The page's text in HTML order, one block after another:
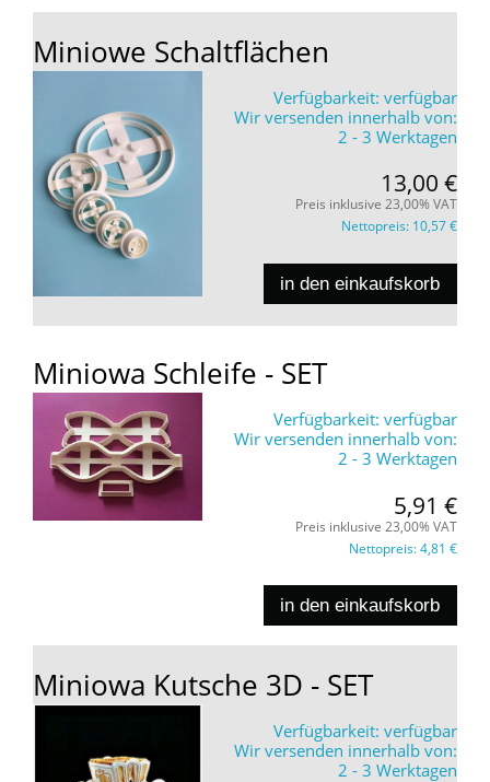
Miniowe Schaltflächen
Verfügbarkeit: verfügbar
Wir versenden innerhalb von:
2 - 3 Werktagen
13,00 €
Preis inklusive 23,00% VAT
Nettopreis: 10,57 €
in den einkaufskorb
Miniowa Schleife - SET
Verfügbarkeit: verfügbar
Wir versenden innerhalb von:
2 - 3 Werktagen
5,91 €
Preis inklusive 23,00% VAT
Nettopreis:4,81 €
in den einkaufskorb
Miniowa Kutsche 3D - SET
Verfügbarkeit: verfügbar
Wir versenden innerhalb von:
2 - 3 Werktagen